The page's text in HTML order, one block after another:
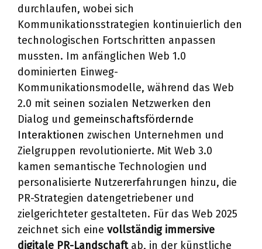
durchlaufen, wobei sich
Kommunikationsstrategien kontinuierlich den
technologischen Fortschritten anpassen
mussten. Im anfänglichen Web 1.0
dominierten Einweg-
Kommunikationsmodelle, während das Web
2.0 mit seinen sozialen Netzwerken den
Dialog und gemeinschaftsfördernde
Interaktionen zwischen Unternehmen und
Zielgruppen revolutionierte. Mit Web 3.0
kamen semantische Technologien und
personalisierte Nutzererfahrungen hinzu, die
PR-Strategien datengetriebener und
zielgerichteter gestalteten. Für das Web 2025
zeichnet sich eine vollständig immersive
digitale PR-Landschaftab, in der künstliche